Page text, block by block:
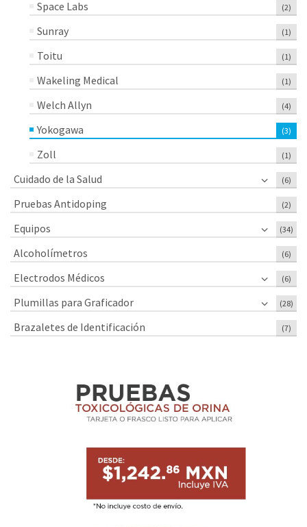
Space Labs (2)
Sunray (1)
Toitu (1)
Wakeling Medical (1)
Welch Allyn (4)
Yokogawa (3)
Zoll (1)
Cuidado de la Salud (6)
Pruebas Antidoping (2)
Equipos (34)
Alcoholímetros (6)
Electrodos Médicos (6)
Plumillas para Graficador (28)
Brazaletes de Identificación (7)